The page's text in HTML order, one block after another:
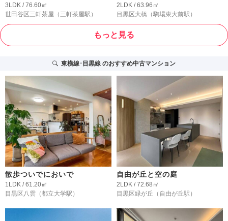
3LDK / 76.60㎡
世田谷区三軒茶屋 （三軒茶屋駅）
2LDK / 63.96㎡
目黒区大橋 （駒場東大前駅）
もっと見る
東横線･目黒線のおすすめ中古マンション
散歩ついでにおいで
1LDK / 61.20㎡
目黒区八雲 （都立大学駅）
自由が丘と空の庭
2LDK / 72.68㎡
目黒区緑が丘 （自由が丘駅）